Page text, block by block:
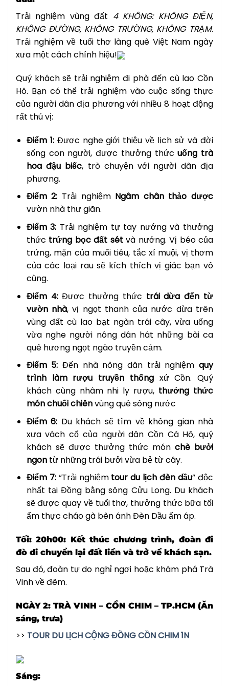
Trải nghiệm vùng đất 4 KHÔNG: KHÔNG ĐIỆN,
KHÔNG ĐƯỜNG, KHÔNG TRƯỜNG, KHÔNG TRẠM.
Trải nghiệm về tuổi thơ làng quê Việt Nam ngày
xưa một cách chính hiệu!
Quý khách sẽ trải nghiệm đi phà đến cù lao Cồn
Hô. Bạn có thể trải nghiệm vào cuộc sống thực
của người dân địa phương với nhiều 8 hoạt động
rất thú vị:
Điểm 1:Được nghe giới thiệu về lịch sử và đời
sống con người, được thưởng thứcuống trà
hoa đậu biếc, trò chuyện với người dân địa
phương.
Điểm 2: Trải nghiệm Ngâm chân thảo dược
vườn nhà thư giãn.
Điểm 3: Trải nghiệm tự tay nướng và thưởng
thức trứng bọc đất sétvà nướng. Vị béo của
trứng, mặn của muối tiêu, tắc xí muội, vị thơm
của các loại rau sẽ kích thích vị giác bạn vô
cùng.
Điểm 4:Được thưởng thức trái dừa đến từ
vườn nhà, vị ngọt thanh của nước dừa trên
vùng đất cù lao bạt ngàn trái cây, vừa uống
vừa nghe người nông dân hát những bài ca
quê hương ngọt ngào truyền cảm.
Điểm 5: Đến nhà nông dân trải nghiệmquy
trình làm rượu truyền thốngxứ Cồn. Quý
khách cùng nhâm nhi ly rượu, thưởng thức
món chuối chiênvùng quê sông nước
Điểm 6: Du khách sẽ tìm về không gian nhà
xưa vách cổ của người dân Cồn Cá Hô, quý
khách sẽ được thưởng thức mónchè bưởi
ngontừ những trái bưởi vừa bẻ từ cây.
Điểm 7: “Trải nghiệm tour du lịch đèn dầu” độc
nhất tại Đồng bằng sông Cửu Long. Du khách
sẽ được quay về tuổi thơ, thưởng thức bữa tối
ẩm thực cháo gà bên ánh Đèn Dầu ấm áp.
Tối: 20h00: Kết thúc chương trình, đoàn đi
đò di chuyển lại đất liền và trở về khách sạn.
Sau đó, đoàn tự do nghỉ ngơi hoặc khám phá Trà
Vinh về đêm.
NGÀY 2: TRÀ VINH – CỒN CHIM – TP.HCM (Ăn
sáng, trưa)
>> TOUR DU LỊCH CỘNG ĐỒNG CỒN CHIM 1N
Sáng: